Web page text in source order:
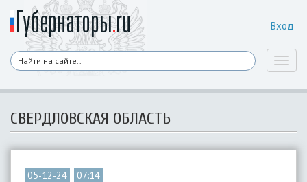
Вход
СВЕРДЛОВСКАЯ ОБЛАСТЬ
05-12-24
07:14